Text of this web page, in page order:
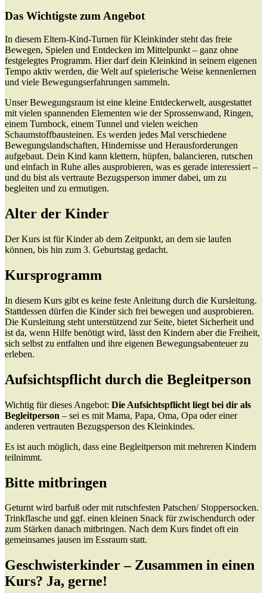
Das Wichtigste zum Angebot
In diesem Eltern-Kind-Turnen für Kleinkinder steht das freie
Bewegen, Spielen und Entdecken im Mittelpunkt – ganz ohne
festgelegtes Programm. Hier darf dein Kleinkind in seinem eigenen
Tempo aktiv werden, die Welt auf spielerische Weise kennenlernen
und viele Bewegungserfahrungen sammeln.
Unser Bewegungsraum ist eine kleine Entdeckerwelt, ausgestattet
mit vielen spannenden Elementen wie der Sprossenwand, Ringen,
einem Turnbock, einem Tunnel und vielen weichen
Schaumstoffbausteinen. Es werden jedes Mal verschiedene
Bewegungslandschaften, Hindernisse und Herausforderungen
aufgebaut. Dein Kind kann klettern, hüpfen, balancieren, rutschen
und einfach in Ruhe alles ausprobieren, was es gerade interessiert –
und du bist als vertraute Bezugsperson immer dabei, um zu
begleiten und zu ermutigen.
Alter der Kinder
Der Kurs ist für Kinder ab dem Zeitpunkt, an dem sie laufen
können, bis hin zum 3. Geburtstag gedacht.
Kursprogramm
In diesem Kurs gibt es keine feste Anleitung durch die Kursleitung.
Stattdessen dürfen die Kinder sich frei bewegen und ausprobieren.
Die Kursleitung steht unterstützend zur Seite, bietet Sicherheit und
ist da, wenn Hilfe benötigt wird, lässt den Kindern aber die Freiheit,
sich selbst zu entfalten und ihre eigenen Bewegungsabenteuer zu
erleben.
Aufsichtspflicht durch die Begleitperson
Wichtig für dieses Angebot: Die Aufsichtspflicht liegt bei dir als
Begleitperson – sei es mit Mama, Papa, Oma, Opa oder einer
anderen vertrauten Bezugsperson des Kleinkindes.
Es ist auch möglich, dass eine Begleitperson mit mehreren Kindern
teilnimmt.
Bitte mitbringen
Geturnt wird barfuß oder mit rutschfesten Patschen/ Stoppersocken.
Trinkflasche und ggf. einen kleinen Snack für zwischendurch oder
zum Stärken danach mitbringen. Nach dem Kurs findet oft ein
gemeinsames jausen im Essraum statt.
Geschwisterkinder – Zusammen in einen
Kurs? Ja, gerne!